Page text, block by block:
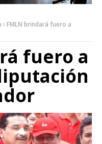
FMLN brindará fuero a
fuero a